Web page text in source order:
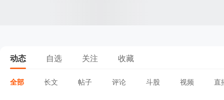
动态 自选 关注 收藏
全部 长文 帖子 评论 斗股 视频 直